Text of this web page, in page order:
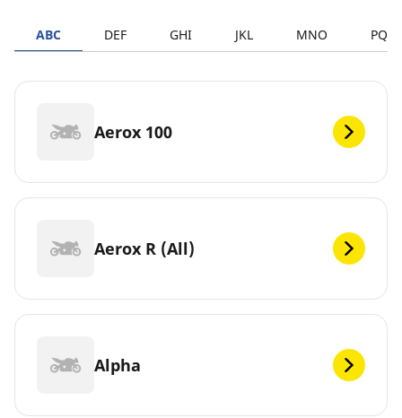
ABC DEF GHI JKL MNO PQRS
Aerox 100
Aerox R (All)
Alpha